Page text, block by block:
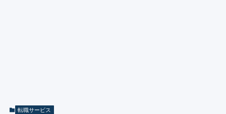
転職サービス